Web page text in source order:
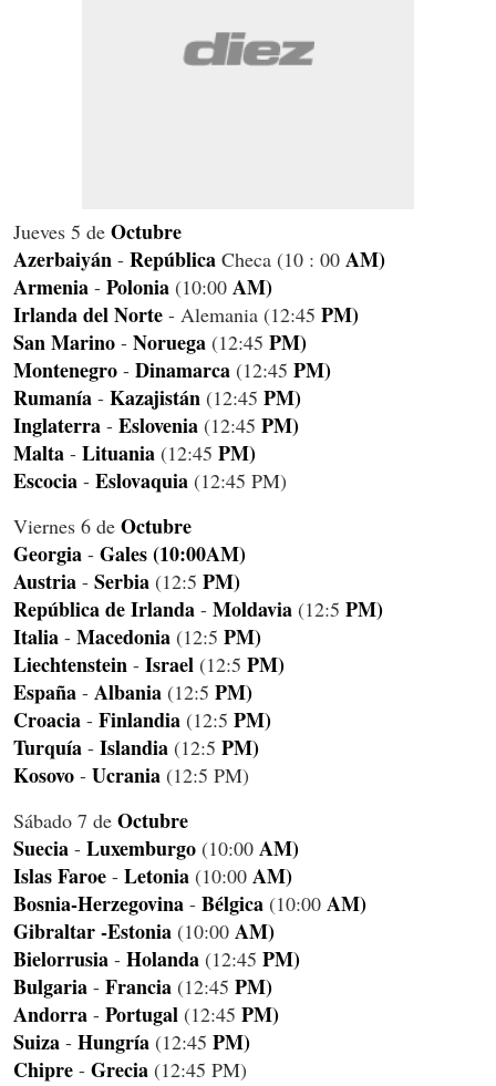
Jueves 5 de Octubre
Azerbaiyán - República Checa (10 : 00 AM)
Armenia - Polonia (10:00 AM)
Irlanda del Norte - Alemania (12:45 PM)
San Marino - Noruega (12:45 PM)
Montenegro - Dinamarca (12:45 PM)
Rumanía - Kazajistán (12:45 PM)
Inglaterra - Eslovenia (12:45 PM)
Malta - Lituania (12:45 PM)
Escocia - Eslovaquia (12:45 PM)
Viernes 6 de Octubre
Georgia - Gales (10:00AM)
Austria - Serbia (12:5 PM)
República de Irlanda - Moldavia (12:5 PM)
Italia - Macedonia (12:5 PM)
Liechtenstein - Israel (12:5 PM)
España - Albania (12:5 PM)
Croacia - Finlandia (12:5 PM)
Turquía - Islandia (12:5 PM)
Kosovo - Ucrania (12:5 PM)
Sábado 7 de Octubre
Suecia - Luxemburgo (10:00 AM)
Islas Faroe - Letonia (10:00 AM)
Bosnia-Herzegovina - Bélgica (10:00 AM)
Gibraltar -Estonia (10:00 AM)
Bielorrusia - Holanda (12:45 PM)
Bulgaria - Francia (12:45 PM)
Andorra - Portugal (12:45 PM)
Suiza - Hungría (12:45 PM)
Chipre - Grecia (12:45 PM)